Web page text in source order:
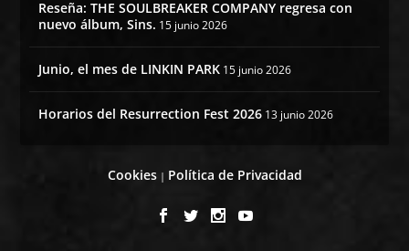
Reseña: THE SOULBREAKER COMPANY regresa con
nuevo álbum, Sins. 15 junio 2026
Junio, el mes de LINKIN PARK 15 junio 2026
Horarios del Resurrection Fest 2026 13 junio 2026
Cookies| Política de Privacidad